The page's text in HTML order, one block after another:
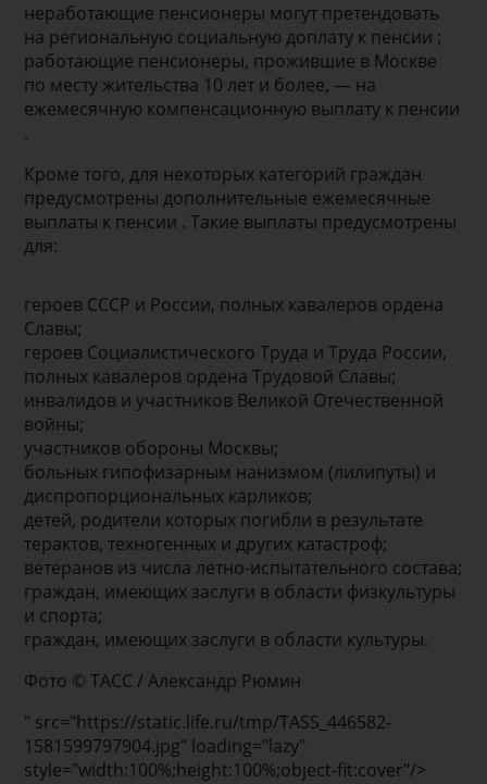
неработающие пенсионеры могут претендовать
на региональную социальную доплату к пенсии ;
работающие пенсионеры, прожившие в Москве
по месту жительства 10 лет и более, — на
ежемесячную компенсационную выплату к пенсии
.
Кроме того, для некоторых категорий граждан
предусмотрены дополнительные ежемесячные
выплаты к пенсии . Такие выплаты предусмотрены
для:
героев СССР и России, полных кавалеров ордена
Славы;
героев Социалистического Труда и Труда России,
полных кавалеров ордена Трудовой Славы;
инвалидов и участников Великой Отечественной
войны;
участников обороны Москвы;
больных гипофизарным нанизмом (лилипуты) и
диспропорциональных карликов;
детей, родители которых погибли в результате
терактов, техногенных и других катастроф;
ветеранов из числа летно-испытательного состава;
граждан, имеющих заслуги в области физкультуры
и спорта;
граждан, имеющих заслуги в области культуры.
Фото © ТАСС / Александр Рюмин
" src="https://static.life.ru/tmp/TASS_446582-
1581599797904.jpg" loading="lazy"
style="width:100%;height:100%;object-fit:cover"/>